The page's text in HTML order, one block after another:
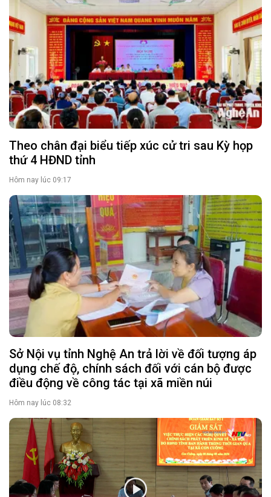
Theo chân đại biểu tiếp xúc cử tri sau Kỳ họp
thứ 4 HĐND tỉnh
Hôm nay lúc 09:17
Sở Nội vụ tỉnh Nghệ An trả lời về đối tượng áp
dụng chế độ, chính sách đối với cán bộ được
điều động về công tác tại xã miền núi
Hôm nay lúc 08:32